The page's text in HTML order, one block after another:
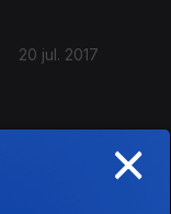
20 jul. 2017
×